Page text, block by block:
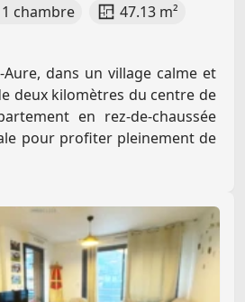
1 chambre
47.13 m²
dans un village calme et
deux kilomètres du centre de
en rez-de-chaussée
pour profiter pleinement de